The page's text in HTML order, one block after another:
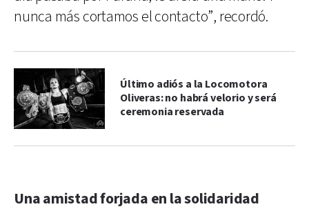
nunca más cortamos el contacto”, recordó.
Último adiós a la Locomotora
Oliveras: no habrá velorio y será
ceremonia reservada
Una amistad forjada en la solidaridad